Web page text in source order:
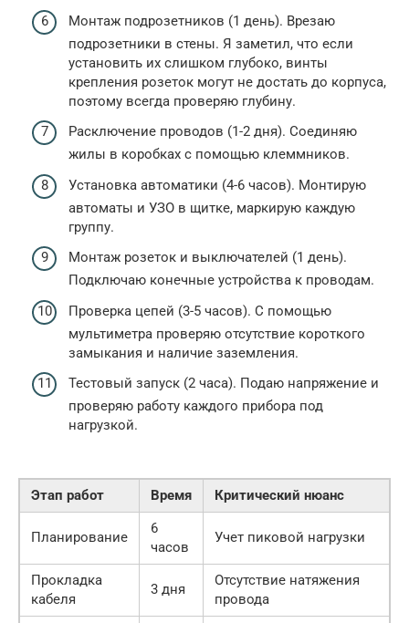
Монтаж подрозетников (1 день). Врезаю
подрозетники в стены. Я заметил, что если
установить их слишком глубоко, винты
крепления розеток могут не достать до корпуса,
поэтому всегда проверяю глубину.
Расключение проводов (1-2 дня). Соединяю
жилы в коробках с помощью клеммников.
Установка автоматики (4-6 часов). Монтирую
автоматы и УЗО в щитке, маркирую каждую
группу.
Монтаж розеток и выключателей (1 день).
Подключаю конечные устройства к проводам.
Проверка цепей (3-5 часов). С помощью
мультиметра проверяю отсутствие короткого
замыкания и наличие заземления.
Тестовый запуск (2 часа). Подаю напряжение и
проверяю работу каждого прибора под
нагрузкой.
Этап работ Время Критический нюанс
Планирование
6
часов
Учет пиковой нагрузки
Прокладка
кабеля
3 дня
Отсутствие натяжения
провода